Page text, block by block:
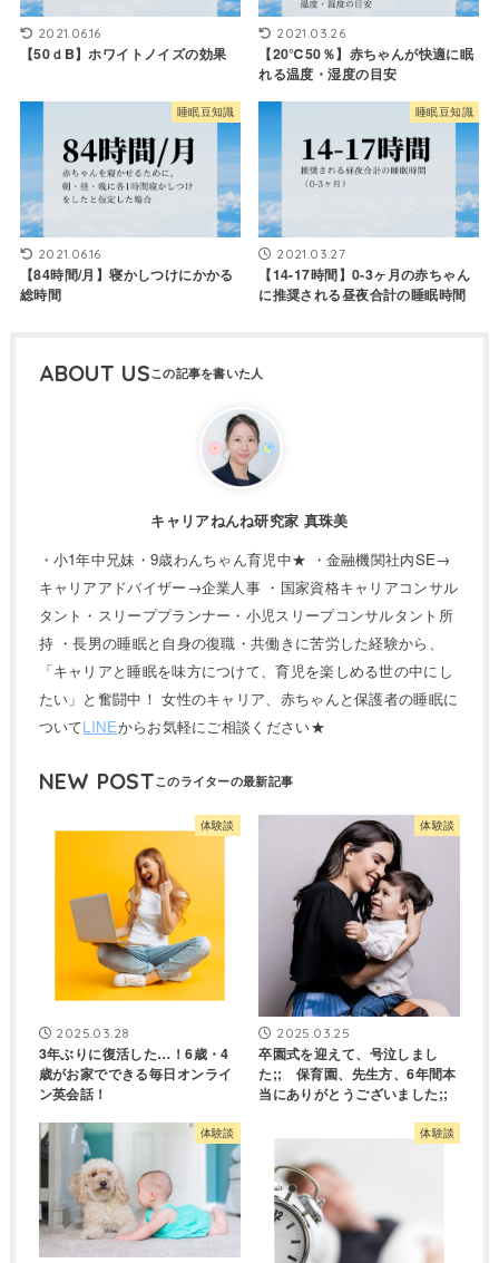
2021.06.16
【50ｄB】ホワイトノイズの効果
2021.03.26
【20℃50％】赤ちゃんが快適に眠
れる温度・湿度の目安
睡眠豆知識
2021.06.16
【84時間/月】寝かしつけにかかる
総時間
睡眠豆知識
2021.03.27
【14-17時間】0-3ヶ月の赤ちゃん
に推奨される昼夜合計の睡眠時間
ABOUT US
キャリアねんね研究家 真珠美
・小1年中兄妹・9歳わんちゃん育児中★ ・金融機関社内SE→
キャリアアドバイザー→企業人事 ・国家資格キャリアコンサル
タント・スリーププランナー・小児スリープコンサルタント所
持 ・長男の睡眠と自身の復職・共働きに苦労した経験から、
「キャリアと睡眠を味方につけて、育児を楽しめる世の中にし
たい」と奮闘中！ 女性のキャリア、赤ちゃんと保護者の睡眠に
ついてLINEからお気軽にご相談ください★
NEW POST
体験談
2025.03.28
3年ぶりに復活した…！6歳・4
歳がお家でできる毎日オンライ
ン英会話！
体験談
2025.03.25
卒園式を迎えて、号泣しまし
た;; 保育園、先生方、6年間本
当にありがとうございました;;
体験談 体験談